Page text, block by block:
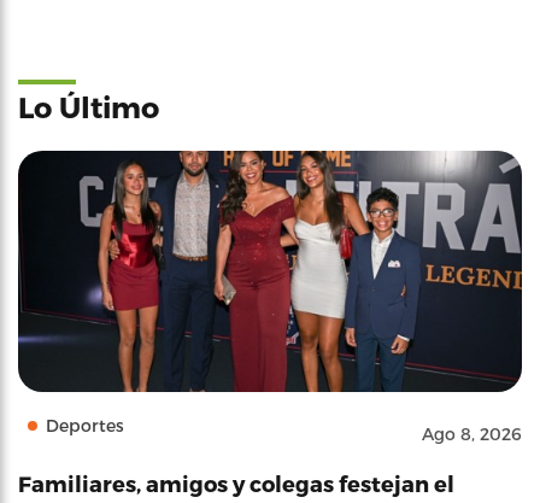
Lo Último
Deportes Ago 8, 2026
Familiares, amigos y colegas festejan el